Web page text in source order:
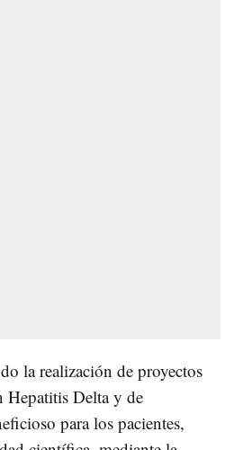
la realización de proyectos
Hepatitis Delta y de
para los pacientes,